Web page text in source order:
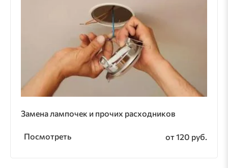
Замена лампочек и прочих расходников
Посмотреть от 120 руб.